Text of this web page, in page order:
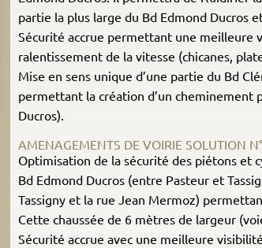
partie la plus large du Bd Edmond
Sécurité accrue permettant une meilleure
ralentissement de la vitesse (chicanes,
Mise en sens unique d’une partie du Bd
permettant la création d’un cheminement
Ducros).
AMENAGEMENTS DE VOIRIE SOLUTION
Optimisation de la sécurité des piétons et
Bd Edmond Ducros (entre Pasteur et
Tassigny et la rue Jean Mermoz)
Cette chaussée de 6 mètres de largeur
Sécurité accrue avec une meilleure